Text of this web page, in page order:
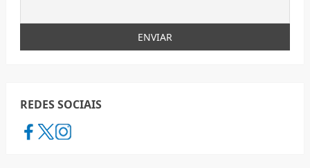
REDES SOCIAIS